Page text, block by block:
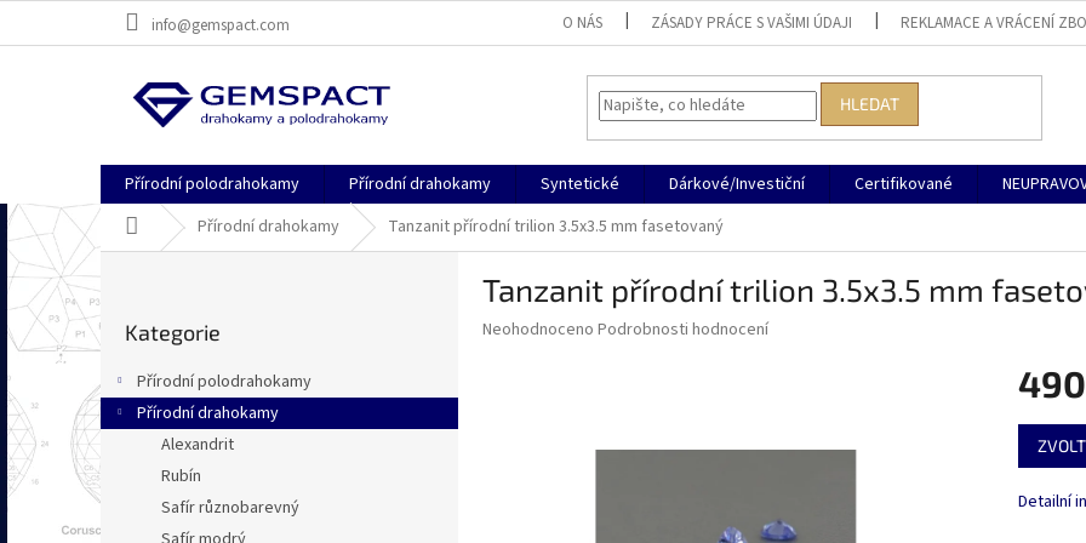
info@gemspact.com O NÁS ZÁSADY PRÁCE S VAŠIMI ÚDAJI REKLAMACE A VRÁCENÍ
HLEDAT
Přírodní polodrahokamy Přírodní drahokamy Syntetické Dárkové/Investiční Certifikované
Domů Přírodní drahokamy Tanzanit přírodní trilion 3.5x3.5 mm fasetovaný
s
t
a
n
n
p
a
kategorie
Kategorie
Přírodní polodrahokamy
Přírodní drahokamy
Alexandrit
Rubín
Safír různobarevný
Tanzanit přírodní trilion 3.5x3.5 mm
Průměrné
Neohodnoceno Podrobnosti hodnocení
Měrná
cena:
Detailní